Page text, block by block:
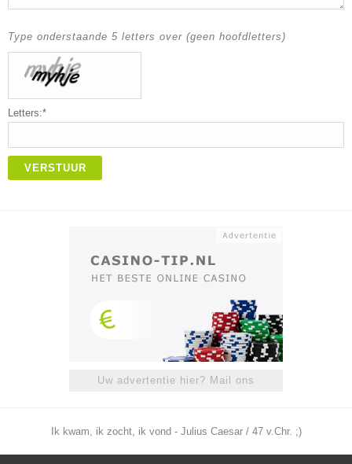
Type onderstaande 5 letters over (geen hoofdletters)
Letters:*
VERSTUUR
Uw advertentie hier? Mail ons
Ik kwam, ik zocht, ik vond - Julius Caesar / 47 v.Chr. ;)